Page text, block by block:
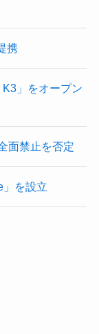
携
」をオープン
面禁止を否定
」を設立